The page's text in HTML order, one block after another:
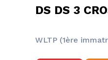
DS DS 3
WLTP (1ère